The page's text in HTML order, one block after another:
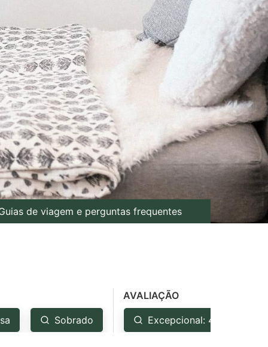
de viagem e perguntas frequentes
Sobrado
AVALIAÇÃO
Excepcional: 4.5+